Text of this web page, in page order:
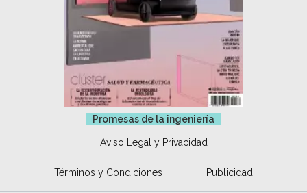
Promesas de la ingeniería
Aviso Legal y Privacidad
Términos y Condiciones Publicidad